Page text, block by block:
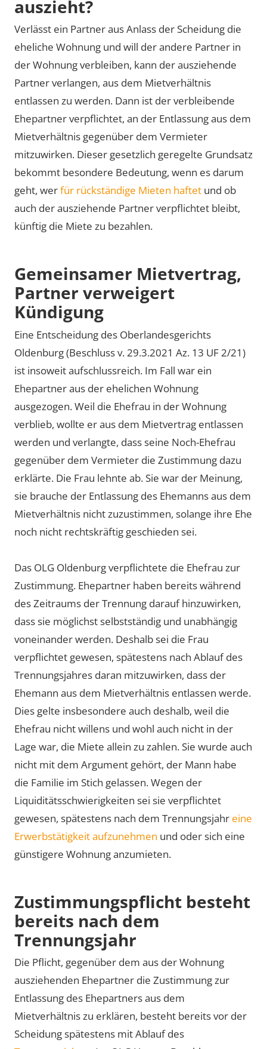
auszieht?
Verlässt ein Partner aus Anlass der Scheidung die
eheliche Wohnung und will der andere Partner in
der Wohnung verbleiben, kann der ausziehende
Partner verlangen, aus dem Mietverhältnis
entlassen zu werden. Dann ist der verbleibende
Ehepartner verpflichtet, an der Entlassung aus dem
Mietverhältnis gegenüber dem Vermieter
mitzuwirken. Dieser gesetzlich geregelte Grundsatz
bekommt besondere Bedeutung, wenn es darum
geht, werfür rückständige Mieten haftet und ob
auch der ausziehende Partner verpflichtet bleibt,
künftig die Miete zu bezahlen.
Gemeinsamer Mietvertrag,
Partner verweigert
Kündigung
Eine Entscheidung des Oberlandesgerichts
Oldenburg (Beschluss v. 29.3.2021 Az. 13 UF 2/21)
ist insoweit aufschlussreich. Im Fall war ein
Ehepartner aus der ehelichen Wohnung
ausgezogen. Weil die Ehefrau in der Wohnung
verblieb, wollte er aus dem Mietvertrag entlassen
werden und verlangte, dass seine Noch-Ehefrau
gegenüber dem Vermieter die Zustimmung dazu
erklärte. Die Frau lehnte ab. Sie war der Meinung,
sie brauche der Entlassung des Ehemanns aus dem
Mietverhältnis nicht zuzustimmen, solange ihre Ehe
noch nicht rechtskräftig geschieden sei.
Das OLG Oldenburg verpflichtete die Ehefrau zur
Zustimmung. Ehepartner haben bereits während
des Zeitraums der Trennung darauf hinzuwirken,
dass sie möglichst selbstständig und unabhängig
voneinander werden. Deshalb sei die Frau
verpflichtet gewesen, spätestens nach Ablauf des
Trennungsjahres daran mitzuwirken, dass der
Ehemann aus dem Mietverhältnis entlassen werde.
Dies gelte insbesondere auch deshalb, weil die
Ehefrau nicht willens und wohl auch nicht in der
Lage war, die Miete allein zu zahlen. Sie wurde auch
nicht mit dem Argument gehört, der Mann habe
die Familie im Stich gelassen. Wegen der
Liquiditätsschwierigkeiten sei sie verpflichtet
gewesen, spätestens nach dem Trennungsjahr eine
Erwerbstätigkeit aufzunehmen und oder sich eine
günstigere Wohnung anzumieten.
Zustimmungspflicht besteht
bereits nach dem
Trennungsjahr
Die Pflicht, gegenüber dem aus der Wohnung
ausziehenden Ehepartner die Zustimmung zur
Entlassung des Ehepartners aus dem
Mietverhältnis zu erklären, besteht bereits vor der
Scheidung spätestens mit Ablauf des